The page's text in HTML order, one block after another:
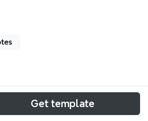
ニケーションのマインドマップテン
的思考（ロジカル・シンキング）を
Get template